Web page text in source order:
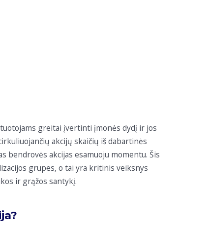
greitai įvertinti įmonės dydį ir jos
akcijų skaičių iš dabartinės
akcijas esamuoju momentu. Šis
grupes, o tai yra kritinis veiksnys
ir grąžos santykį.